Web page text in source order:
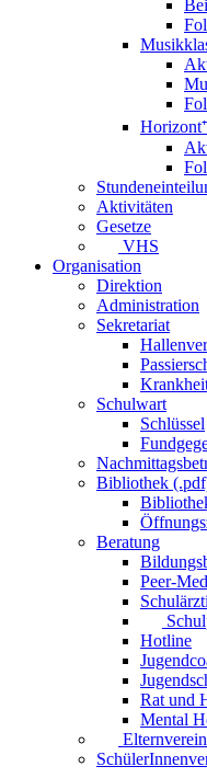
Horizont⁺
Aktivitäten
Gesetze
VHS
Organisation
Direktion
Administration
Sekretariat
Schulwart
Schlüssel
Bibliothek
Beratung
Peer-
Hotline
Rat und
Mental
Elternverein